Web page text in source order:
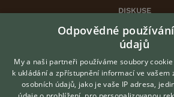
DISKUSE
ČLÁNKY
CHOVATELSKÉ
VÝBĚR VHODNÉHO
Odpovědné
údajů
My a naši partneři používáme soubory
k ukládání a zpřístupnění informací ve vašem
osobních údajů, jako je vaše IP adresa,